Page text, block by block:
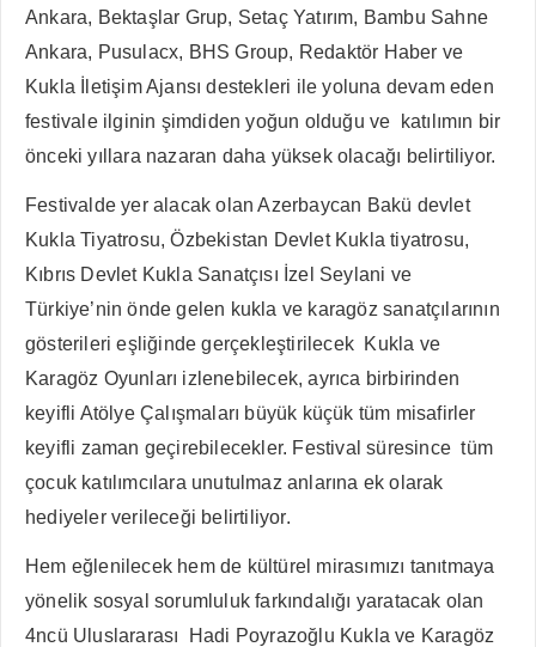
Ankara, Bektaşlar Grup, Setaç Yatırım, Bambu Sahne
Ankara, Pusulacx, BHS Group, Redaktör Haber ve
Kukla İletişim Ajansı destekleri ile yoluna devam eden
festivale ilginin şimdiden yoğun olduğu ve katılımın bir
önceki yıllara nazaran daha yüksek olacağı belirtiliyor.
Festivalde yer alacak olan Azerbaycan Bakü devlet
Kukla Tiyatrosu, Özbekistan Devlet Kukla tiyatrosu,
Kıbrıs Devlet Kukla Sanatçısı İzel Seylani ve
Türkiye’nin önde gelen kukla ve karagöz sanatçılarının
gösterileri eşliğinde gerçekleştirilecek Kukla ve
Karagöz Oyunları izlenebilecek, ayrıca birbirinden
keyifli Atölye Çalışmaları büyük küçük tüm misafirler
keyifli zaman geçirebilecekler. Festival süresince tüm
çocuk katılımcılara unutulmaz anlarına ek olarak
hediyeler verileceği belirtiliyor.
Hem eğlenilecek hem de kültürel mirasımızı tanıtmaya
yönelik sosyal sorumluluk farkındalığı yaratacak olan
4ncü Uluslararası Hadi Poyrazoğlu Kukla ve Karagöz